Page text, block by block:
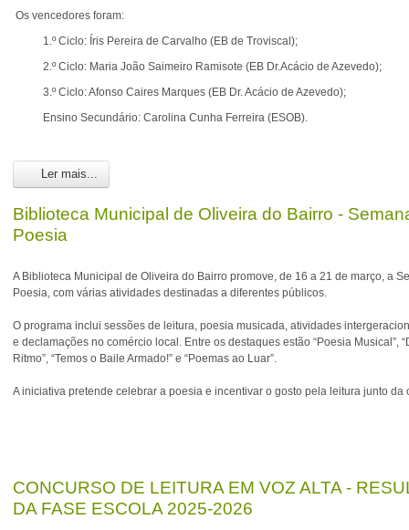
Os vencedores foram:
1.º Ciclo: Íris Pereira de Carvalho (EB de Troviscal);
2.º Ciclo: Maria João Saimeiro Ramisote (EB Dr.Acácio de Azevedo);
3.º Ciclo: Afonso Caires Marques (EB Dr. Acácio de Azevedo);
Ensino Secundário: Carolina Cunha Ferreira (ESOB).
Ler mais...
Biblioteca Municipal de Oliveira do Bairro -
Poesia
A Biblioteca Municipal de Oliveira do Bairro promove, de 16 a 21 de março, a
Poesia, com várias atividades destinadas a diferentes públicos.
O programa inclui sessões de leitura, poesia musicada, atividades
e declamações no comércio local. Entre os destaques estão “Poesia Musical”,
Ritmo”, “Temos o Baile Armado!” e “Poemas ao Luar”.
A iniciativa pretende celebrar a poesia e incentivar o gosto pela leitura junto
CONCURSO DE LEITURA EM VOZ ALTA -
DA FASE ESCOLA 2025-2026